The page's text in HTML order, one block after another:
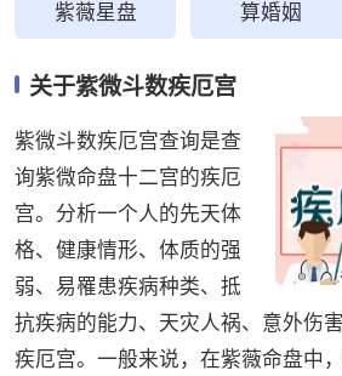
紫薇星盘 算婚姻
关于紫微斗数疾厄宫
紫微斗数疾厄宫查询是查
询紫微命盘十二宫的疾厄
宫。分析一个人的先天体
格、健康情形、体质的强
弱、易罹患疾病种类、抵
抗疾病的能力、天灾人祸、意外伤
疾厄宫。一般来说，在紫薇命盘中